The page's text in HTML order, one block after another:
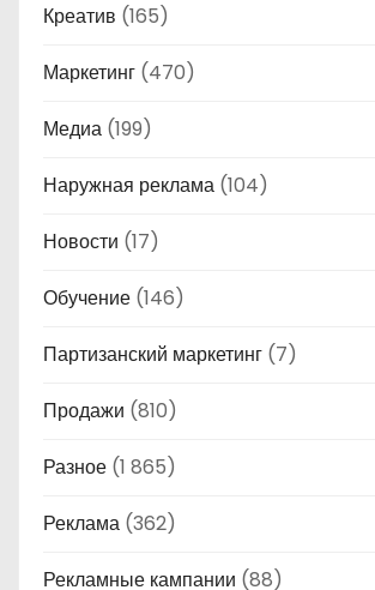
Креатив (165)
Маркетинг (470)
Медиа (199)
Наружная реклама (104)
Новости (17)
Обучение (146)
Партизанский маркетинг (7)
Продажи (810)
Разное (1 865)
Реклама (362)
Рекламные кампании (88)